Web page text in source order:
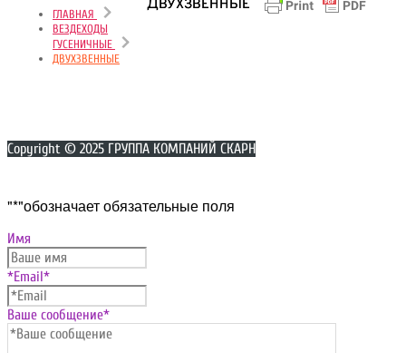
ГЛАВНАЯ
ВЕЗДЕХОДЫ
ГУСЕНИЧНЫЕ
ДВУХЗВЕННЫЕ
ДВУХЗВЕННЫЕ
Copyright © 2025 ГРУППА КОМПАНИЙ СКАРН
вверх
"*"обозначает обязательные поля
Имя
*Email*
Ваше сообщение*